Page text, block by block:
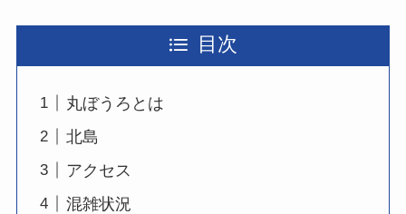
目次
丸ぼうろとは
北島
アクセス
混雑状況